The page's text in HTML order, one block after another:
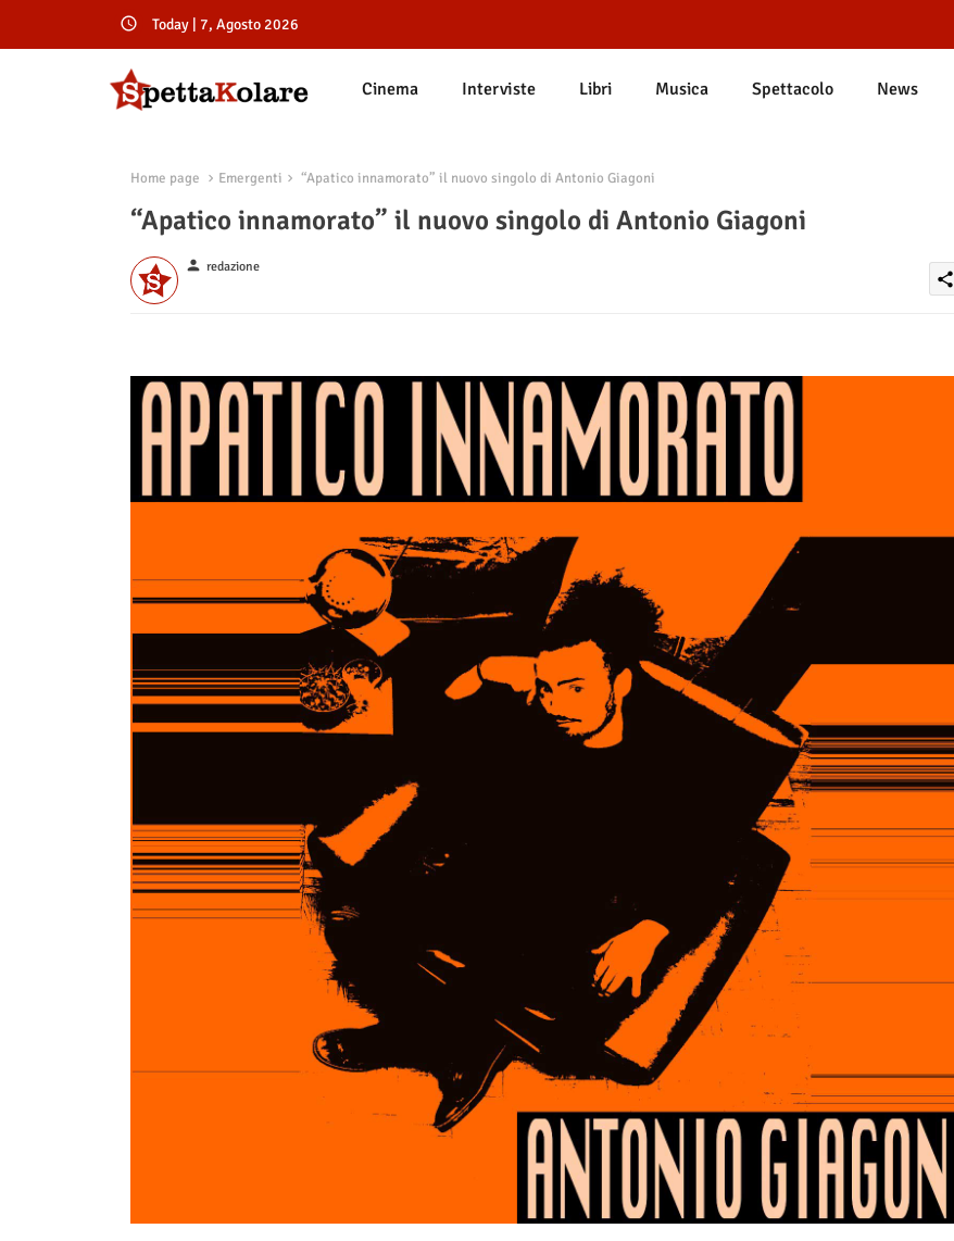
Today | 7, Agosto 2026
Cinema Interviste Libri Musica Spettacolo News
Home page Emergenti “Apatico innamorato” il nuovo singolo di Antonio Giagoni
“Apatico innamorato” il nuovo singolo di Antonio Giagoni
person redazione
share